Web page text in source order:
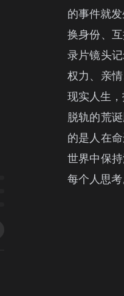
的事件就
换身份、
录片镜头
权力、亲
现实人生
脱轨的荒
的是人在
世界中保
每个人思考